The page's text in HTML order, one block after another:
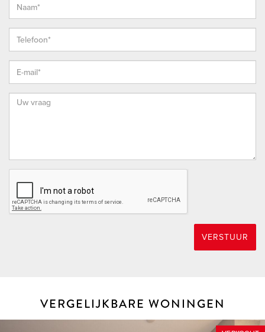
* Bij het sluiten van een koopovereenkomst verklaar je je
akkoord dat ondertekening van de koopovereenkomst
digitaal plaatsvindt (met iDIN identificatie) door
gebruikmaking van het platform van ondertekenen.nl.
* De koopovereenkomst wordt opgesteld conform het meest
recente model dat is vastgesteld door de NVM, de
Consumentenbond en Vereniging Eigen Huis en aangevuld
koper.
* Vanzelfsprekend staat het je vrij om, indien gewenst, elke
bouwkundige (behoudens de Vereniging Eigen Huis) uit te
De Hoeksche Waard is een eiland ten zuiden van Rotterdam
inwoners en is sinds 2019 samengevoegd in 1 gelijknamige
VERSTUUR
VERGELIJKBARE WONINGEN